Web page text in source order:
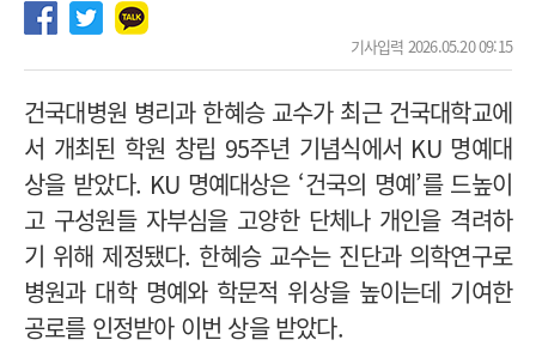
기사입력 2026.05.20 09:15
건국대병원 병리과 한혜승 교수가 최근 건국대학교에
서 개최된 학원 창립 95주년 기념식에서 KU 명예대
상을 받았다. KU 명예대상은 ‘건국의 명예’를 드높이
고 구성원들 자부심을 고양한 단체나 개인을 격려하
기 위해 제정됐다. 한혜승 교수는 진단과 의학연구로
병원과 대학 명예와 학문적 위상을 높이는데 기여한
공로를 인정받아 이번 상을 받았다.